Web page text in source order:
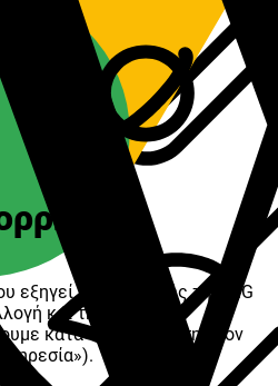
εξηγεί τις πολιτικές της MG
και τη χρήση των
κατά την πρόσβαση στον